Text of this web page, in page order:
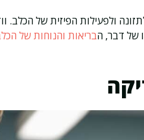
ולפעילות הפיזית של הכלב.
של דבר, הבריאות והנוחות של